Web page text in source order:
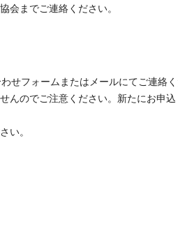
会までご連絡ください。
せフォームまたはメールにてご連絡く
んのでご注意ください。新たにお申込
い。